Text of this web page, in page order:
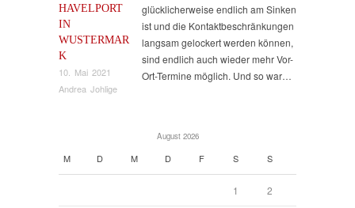
HAVELPORT
IN
WUSTERMAR
K
10. Mai 2021
Andrea Johlige
glücklicherweise endlich am Sinken
ist und die Kontaktbeschränkungen
langsam gelockert werden können,
sind endlich auch wieder mehr Vor-
Ort-Termine möglich. Und so war…
August 2026
M D M D F S S
1 2